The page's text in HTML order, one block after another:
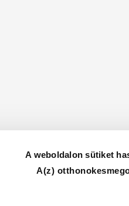
A weboldalon sütiket
A(z)